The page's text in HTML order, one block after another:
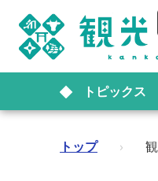
トピックス
トップ ›